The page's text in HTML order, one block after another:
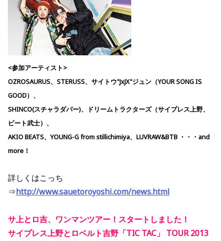
<参加アーティスト>
OZROSAURUS、STERUSS、サイトウ"JxJX"ジュン（YOUR SONG IS
GOOD）、
SHINCO(スチャラダパー)、ドリームトラクターズ（サイプレス上野、
ビート武士）、
AKIO BEATS、YOUNG-G from stillichimiya、LUVRAW&BTB ・・・and
more！
詳しくはこっち
⇒http://www.sauetoroyoshi.com/news.html
サ上とロ吉、ワンマンツアー！スタートしました！
サイプレス上野とロベルト吉野「TIC TAC」 TOUR 2013